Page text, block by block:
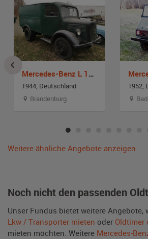
Mercedes-Benz L 1500
1944, Deutschland
Brandenburg
1952,
Weitere ähnliche Angebote anzeigen
Noch nicht den passenden
Unser Fundus bietet weitere Angebote,
Lkw / Transporter mieten oder Oldtimer
mieten möchten. Weitere Mercedes-